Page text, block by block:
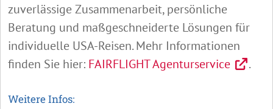
zuverlässige Zusammenarbeit, persönliche
Beratung und maßgeschneiderte Lösungen für
individuelle USA-Reisen. Mehr Informationen
finden Sie hier: FAIRFLIGHT Agenturservice .
Weitere Infos: